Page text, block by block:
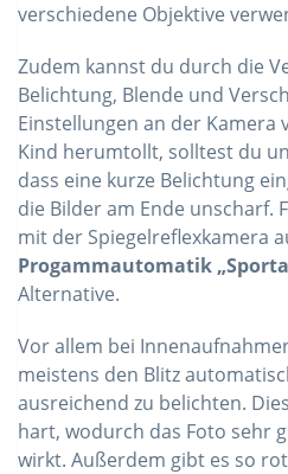
verschiedene Objektive
Zudem kannst du durch die
Belichtung, Blende und
Einstellungen an der Kamera
Kind herumtollt, solltest du
dass eine kurze Belichtung
die Bilder am Ende unscharf.
mit der Spiegelreflexkamera
Progammautomatik
Alternative.
Vor allem bei
meistens den Blitz
ausreichend zu belichten.
hart, wodurch das Foto sehr
wirkt. Außerdem gibt es so